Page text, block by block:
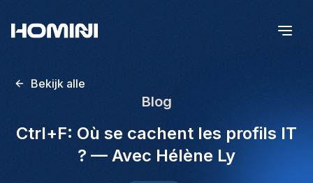
Bekijk alle
Blog
Ctrl+F: Où se cachent les profils IT
? — Avec Hélène Ly